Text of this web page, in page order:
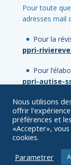
Pour toute
adresses mail
Pour la
ppri-
Pour
ppri-autise-
© Préfecture
Nous utilisons
offrir
préférences et
«Accepter»,
cookies.
Parametrer